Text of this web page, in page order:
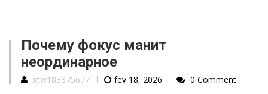
Почему фокус манит
неординарное
xtw183875677 fev 18, 2026 0 Comment